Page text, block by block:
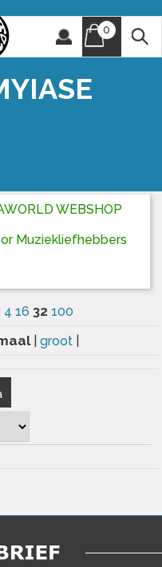
0
WEBSHOP
Muziekliefhebbers
4 16 32 100
groot